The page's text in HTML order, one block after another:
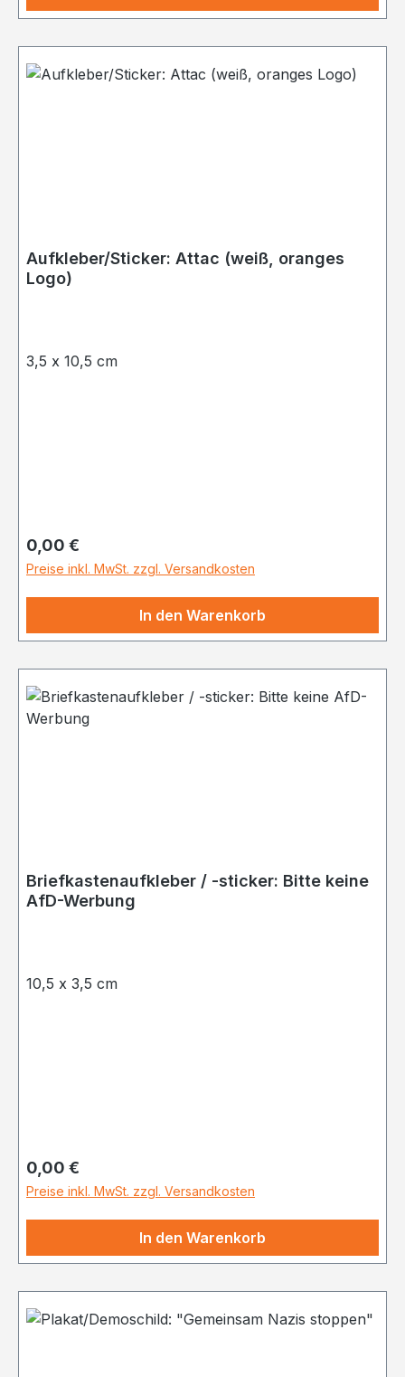
Aufkleber/Sticker: Attac (weiß, oranges
Logo)
3,5 x 10,5 cm
Regulärer Preis:
0,00 €
Preise inkl. MwSt. zzgl. Versandkosten
In den Warenkorb
Briefkastenaufkleber / -sticker: Bitte keine
AfD-Werbung
10,5 x 3,5 cm
Regulärer Preis:
0,00 €
Preise inkl. MwSt. zzgl. Versandkosten
In den Warenkorb